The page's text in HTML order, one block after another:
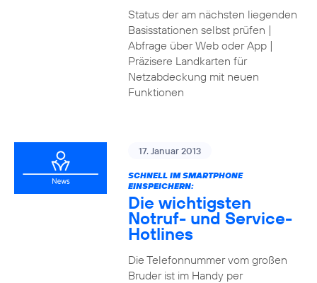
Status der am nächsten liegenden
Basisstationen selbst prüfen |
Abfrage über Web oder App |
Präzisere Landkarten für
Netzabdeckung mit neuen
Funktionen
17. Januar 2013
SCHNELL IM SMARTPHONE
EINSPEICHERN:
Die wichtigsten
Notruf- und Service-
Hotlines
Die Telefonnummer vom großen
Bruder ist im Handy per